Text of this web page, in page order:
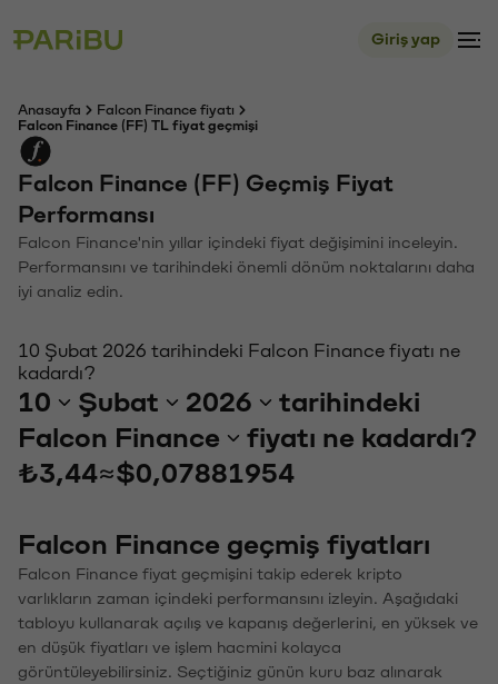
Giriş yap
Anasayfa
Falcon Finance fiyatı
Falcon Finance (FF) TL fiyat geçmişi
Falcon Finance (FF) Geçmiş Fiyat
Performansı
Falcon Finance'nin yıllar içindeki fiyat değişimini inceleyin.
Performansını ve tarihindeki önemli dönüm noktalarını daha
iyi analiz edin.
10 Şubat 2026 tarihindeki Falcon Finance fiyatı ne
kadardı?
10 Şubat 2026
tarihindeki
Falcon Finance
fiyatı ne kadardı?
₺3,44≈$0,07881954
Falcon Finance geçmiş fiyatları
Falcon Finance fiyat geçmişini takip ederek kripto
varlıkların zaman içindeki performansını izleyin. Aşağıdaki
tabloyu kullanarak açılış ve kapanış değerlerini, en yüksek ve
en düşük fiyatları ve işlem hacmini kolayca
görüntüleyebilirsiniz. Seçtiğiniz günün kuru baz alınarak